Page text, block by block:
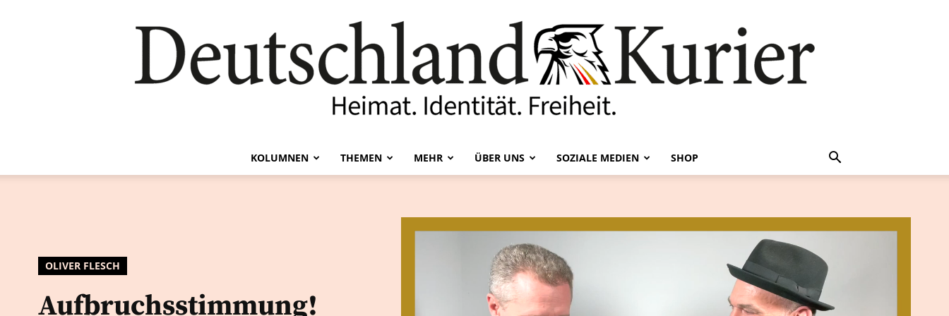
Kurier
KOLUMNEN THEMEN MEHR ÜBER UNS SOZIALE MEDIEN SHOP
OLIVER FLESCH
Aufbruchsstimmung!